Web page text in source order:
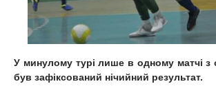
У минулому турі лише в одному матчі з
був зафіксований нічийний результат.